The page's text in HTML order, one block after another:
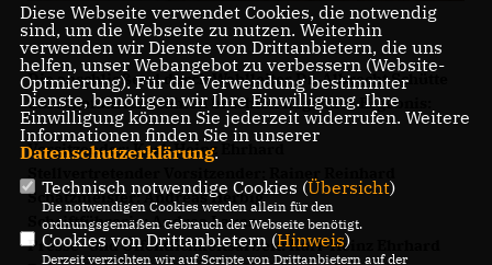
Die anschließend durch Wahlleiter Dr. Albrecht Schütte
durchgeführten Wahlen brachten folgendes Ergebnis:
Vorsitzender: Karl-Heinz Ehrhard
Schatzmeister: Andreas Herbig
Schriftführerin: Andrea Lauer
Presse- und Öffentlichkeitsarbeit: Karl-Heinz Ehrhard
Diese Webseite verwendet Cookies, die notwendig
sind, um die Webseite zu nutzen. Weiterhin
verwenden wir Dienste von Drittanbietern, die uns
helfen, unser Webangebot zu verbessern (Website-
Optmierung). Für die Verwendung bestimmter
Dienste, benötigen wir Ihre Einwilligung. Ihre
Einwilligung können Sie jederzeit widerrufen. Weitere
Informationen finden Sie in unserer
Datenschutzerklärung.
Technisch notwendige Cookies (Übersicht)
Die notwendigen Cookies werden allein für den
ordnungsgemäßen Gebrauch der Webseite benötigt.
Cookies von Drittanbietern (Hinweis)
Derzeit verzichten wir auf Scripte von Drittanbietern auf der